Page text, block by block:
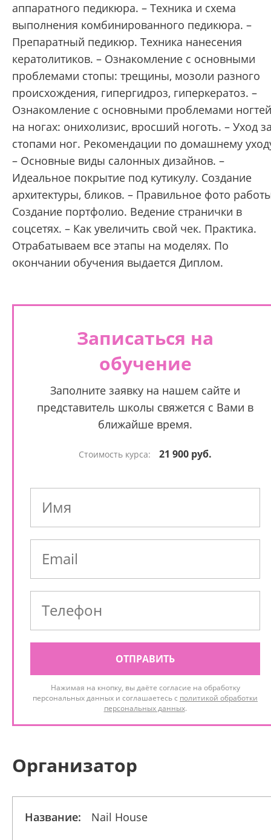
аппаратного педикюра. – Техника и схема
выполнения комбинированного педикюра. –
Препаратный педикюр. Техника нанесения
кератолитиков. – Ознакомление с основными
проблемами стопы: трещины, мозоли разного
происхождения, гипергидроз, гиперкератоз. –
Ознакомление с основными проблемами ногтей
на ногах: онихолизис, вросший ноготь. – Уход
стопами ног. Рекомендации по домашнему
– Основные виды салонных дизайнов. –
Идеальное покрытие под кутикулу. Создание
архитектуры, бликов. – Правильное фото
Создание портфолио. Ведение странички в
соцсетях. – Как увеличить свой чек. Практика.
Отрабатываем все этапы на моделях. По
окончании обучения выдается Диплом.
Записаться на
обучение
Заполните заявку на нашем сайте и
представитель школы свяжется с Вами в
ближайше время.
Стоимость курса: 21 900 руб.
ОТПРАВИТЬ
Нажимая на кнопку, вы даёте согласие на обработку
персональных данных и соглашаетесь с политикой обработки
персональных данных.
Организатор
Название:
Nail House